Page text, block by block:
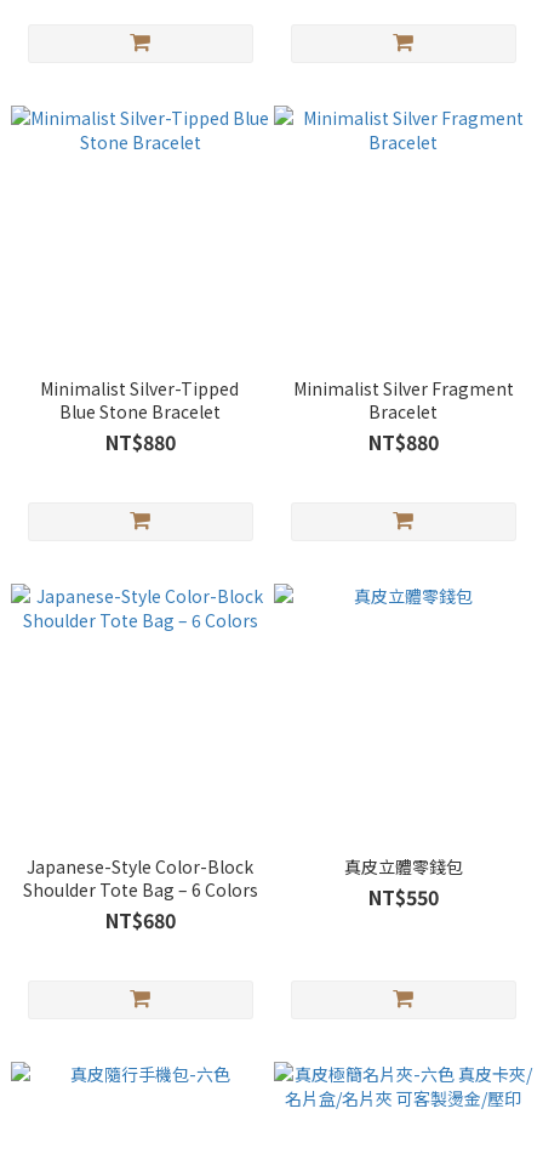
Minimalist Silver-Tipped
Blue Stone Bracelet
NT$880
Minimalist Silver Fragment
Bracelet
NT$880
Japanese-Style Color-Block
Shoulder Tote Bag – 6 Colors
NT$680
真皮立體零錢包
NT$550